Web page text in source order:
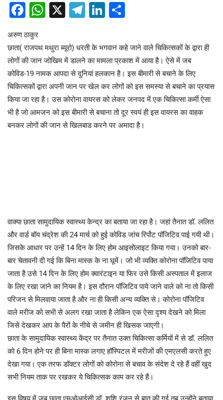
Facebook
WhatsApp
X Telegram
LinkedIn
अरुण ठाकुर
छाता( राजपथ मथुरा ब्यूरो) धरती के भगवान कहे जाने वाले चिकित्सकों के द्वारा ही
लोगों की जान जोखिम में डालने का मामला प्रकाश में आया है। ऐसे में जब
कोविड-19 नामक आपदा से दुनियां हलकान है। इस बीमारी से बचाने के लिए
चिकित्सकों द्वारा अपनी जान पर खेल कर लोगों को इस समस्या से बचाने का प्रयास
किया जा रहा है। उस कोरोना वायरस को लेकर जनपद में एक चिकित्सा कर्मी ऐसा
भी है जो आमजन को इस बीमारी से बचाना तो दूर स्वयं ही इस वायरस का वाहक
बनकर लोगों की जान से खिलबाड करने पर अमादा है।
वाक्या छाता सामुदायिक स्वास्थ्य केन्द्र का बताया जा रहा है। जहां तैनात डॉ. ललित
और वार्ड बॉय चंद्रेश की 24 मार्च को हुई कोविड जांच रिर्पोट पॉजिटिव पाई गयी थी।
जिसके आधार पर उन्हें 14 दिन के लिए होम आइसोलाइट किया गया। उनको बार-
बार चेतावनी दी गई कि बिना मास्क के ना घूमें। जो भी व्यक्ति कोरोना पॉजिटिव पाया
जाता है उसे 14 दिन के लिए होम क्वारंटाइन या फिर उसे किसी अस्पताल में इलाज
के लिए रखा जाने का नियम है। इस दौरान पॉजिटिव पाये जाने वाले को ना तो किसी
परिजन से मिलवाया जाता है और ना ही किसी अन्य व्यक्ति से। कोरोना पॉजिटिव
वाले मरीज को सभी से अलग रखा जाता है लेकिन एक ऐसा दृश्य देखने को मिला
जिसे देखकर आप के पैरों के नीचे से जमीन ही खिसक जाएगी।
छाता के सामुदायिक स्वास्थ्य केंद्र पर तैनात उक्त चिकित्सा कर्मियों में से डॉ. ललित
को 6 दिन होने पर ही बिना मास्क लगाए हॉस्पिटल में मरीजों की एमएलसी करते हुए
देखा गया। एक तरफ डॉक्टर लोगों को कोरोना से बचाव के संदेश दे रहे हैं वहीं खुद
सभी नियम ताक पर रखकर ये चिकित्सक काम कर रहे हैं।